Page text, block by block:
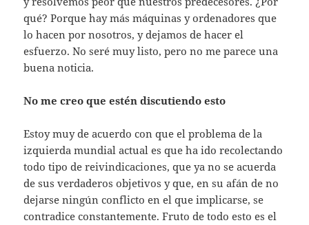
qué? Porque hay más máquinas y ordenadores que
lo hacen por nosotros, y dejamos de hacer el
esfuerzo. No seré muy listo, pero no me parece una
buena noticia.
No me creo que estén discutiendo esto
Estoy muy de acuerdo con que el problema de la
izquierda mundial actual es que ha ido recolectando
todo tipo de reivindicaciones, que ya no se acuerda
de sus verdaderos objetivos y que, en su afán de no
dejarse ningún conflicto en el que implicarse, se
contradice constantemente. Fruto de todo esto es el